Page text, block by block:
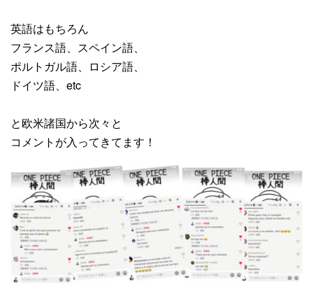
英語はもちろん
フランス語、スペイン語、
ポルトガル語、ロシア語、
ドイツ語、etc
と欧米諸国から次々と
コメントが入ってきてます！